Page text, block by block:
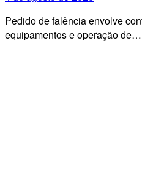
Pedido de falência envolve
equipamentos e operação de…